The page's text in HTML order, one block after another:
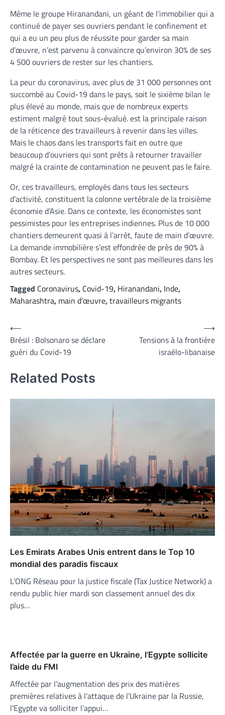
Même le groupe Hiranandani, un géant de l’immobilier qui a
continué de payer ses ouvriers pendant le confinement et
qui a eu un peu plus de réussite pour garder sa main
d’œuvre, n’est parvenu à convaincre qu’environ 30% de ses
4 500 ouvriers de rester sur les chantiers.
La peur du coronavirus, avec plus de 31 000 personnes ont
succombé au Covid-19 dans le pays, soit le sixième bilan le
plus élevé au monde, mais que de nombreux experts
estiment malgré tout sous-évalué. est la principale raison
de la réticence des travailleurs à revenir dans les villes.
Mais le chaos dans les transports fait en outre que
beaucoup d’ouvriers qui sont prêts à retourner travailler
malgré la crainte de contamination ne peuvent pas le faire.
Or, ces travailleurs, employés dans tous les secteurs
d’activité, constituent la colonne vertébrale de la troisième
économie d’Asie. Dans ce contexte, les économistes sont
pessimistes pour les entreprises indiennes. Plus de 10 000
chantiers demeurent quasi à l’arrêt, faute de main d’œuvre.
La demande immobilière s’est effondrée de près de 90% à
Bombay. Et les perspectives ne sont pas meilleures dans les
autres secteurs.
Tagged Coronavirus, Covid-19, Hiranandani, Inde,
Maharashtra, main d’œuvre,travailleurs migrants
Navigation
de
l’article
⟵
Brésil : Bolsonaro se déclare
guéri du Covid-19
Tensions à la frontière
israélo-libanaise
⟶
Related Posts
Les Emirats Arabes Unis entrent dans le Top 10
mondial des paradis fiscaux
L’ONG Réseau pour la justice fiscale (Tax Justice Network) a
rendu public hier mardi son classement annuel des dix
plus…
Affectée par la guerre en Ukraine, l’Egypte sollicite
l’aide du FMI
Affectée par l’augmentation des prix des matières
premières relatives à l’attaque de l’Ukraine par la Russie,
l’Egypte va solliciter l’appui…